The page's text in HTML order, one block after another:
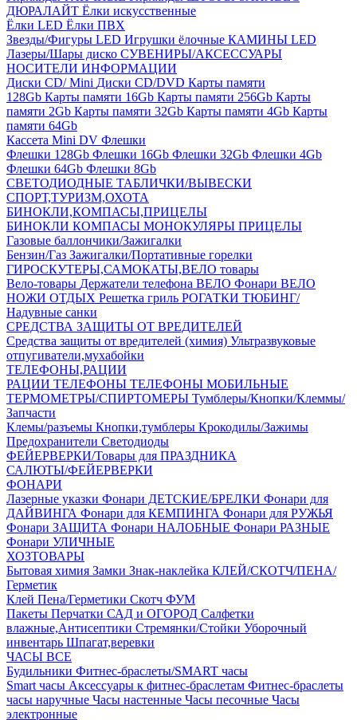
ДЮРАЛАЙТ Ёлки искусственные
Ёлки LED Ёлки ПВХ
Звезды/Фигуры LED Игрушки ёлочные КАМИНЫ LED
Лазеры/Шары диско СУВЕНИРЫ/АКСЕССУАРЫ
НОСИТЕЛИ ИНФОРМАЦИИ
Диски CD/ Mini Диски CD/DVD Карты памяти
128Gb Карты памяти 16Gb Карты памяти 256Gb Карты
памяти 2Gb Карты памяти 32Gb Карты памяти 4Gb Карты
памяти 64Gb
Кассета Mini DV Флешки
Флешки 128Gb Флешки 16Gb Флешки 32Gb Флешки 4Gb
Флешки 64Gb Флешки 8Gb
СВЕТОДИОДНЫЕ ТАБЛИЧКИ/ВЫВЕСКИ
СПОРТ,ТУРИЗМ,ОХОТА
БИНОКЛИ,КОМПАСЫ,ПРИЦЕЛЫ
БИНОКЛИ КОМПАСЫ МОНОКУЛЯРЫ ПРИЦЕЛЫ
Газовые баллончики/Зажигалки
Бензин/Газ Зажигалки/Портативные горелки
ГИРОСКУТЕРЫ,САМОКАТЫ,ВЕЛО товары
Вело-товары Держатели телефона ВЕЛО Фонари ВЕЛО
НОЖИ ОТДЫХ Решетка гриль РОГАТКИ ТЮБИНГ/
Надувные санки
СРЕДСТВА ЗАЩИТЫ ОТ ВРЕДИТЕЛЕЙ
Средства защиты от вредителей (химия) Ультразвуковые
отпугиватели,мухабойки
ТЕЛЕФОНЫ,РАЦИИ
РАЦИИ ТЕЛЕФОНЫ ТЕЛЕФОНЫ МОБИЛЬНЫЕ
ТЕРМОМЕТРЫ/СПИРТОМЕРЫ Тумблеры/Кнопки/Клеммы/
Запчасти
Клемы/разъемы Кнопки,тумблеры Крокодилы/Зажимы
Предохранители Светодиоды
ФЕЙЕРВЕРКИ/Товары для ПРАЗДНИКА
САЛЮТЫ/ФЕЙЕРВЕРКИ
ФОНАРИ
Лазерные указки Фонари ДЕТСКИЕ/БРЕЛКИ Фонари для
ДАЙВИНГА Фонари для КЕМПИНГА Фонари для РУЖЬЯ
Фонари ЗАЩИТА Фонари НАЛОБНЫЕ Фонари РАЗНЫЕ
Фонари УЛИЧНЫЕ
ХОЗТОВАРЫ
Бытовая химия Замки Знак-наклейка КЛЕЙ/СКОТЧ/ПЕНА/
Герметик
Клей Пена/Герметики Скотч ФУМ
Пакеты Перчатки САД и ОГОРОД Салфетки
влажные,Антисептики Стремянки/Стойки Уборочный
инвентарь Шпагат,веревки
ЧАСЫ ВСЕ
Будильники Фитнес-браслеты/SMART часы
Smart часы Аксессуары к фитнес-браслетам Фитнес-браслеты
часы наручные Часы настенные Часы песочные Часы
электронные